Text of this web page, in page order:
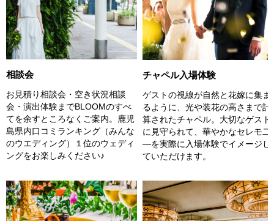
相談会
お見積り相談会・空き状況相談
会・演出体験までBLOOMのすべ
てを余すところなくご案内。鹿児
島県内口コミランキング（みんな
のウエディング）１位のウェディ
ングをお楽しみください♪
チャペル入場体験
ゲストの視線が自然と花嫁に集ま
るように、光や装花の高さまで計
算されたチャペル。大切なゲスト
に見守られて、華やかなセレモ二
―を実際に入場体験でイメージし
ていただけます。